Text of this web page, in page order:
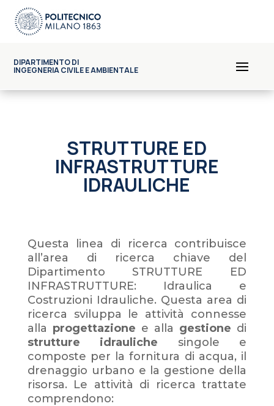
DIPARTIMENTO DI
INGEGNERIA CIVILE E AMBIENTALE
STRUTTURE ED
INFRASTRUTTURE
IDRAULICHE
Questa linea di ricerca contribuisce
all’area di ricerca chiave del
Dipartimento STRUTTURE ED
INFRASTRUTTURE: Idraulica e
Costruzioni Idrauliche. Questa area di
ricerca sviluppa le attività connesse
alla progettazione e alla gestione di
strutture
idrauliche singole e
composte per la fornitura di acqua, il
drenaggio urbano e la gestione della
risorsa. Le attività di ricerca trattate
comprendono: